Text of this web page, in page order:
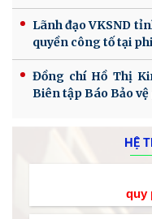
Lãnh đạo VKSND
quyền công tố tại
Đồng chí Hồ Thị
Biên tập Báo Bảo
HỆ
quy